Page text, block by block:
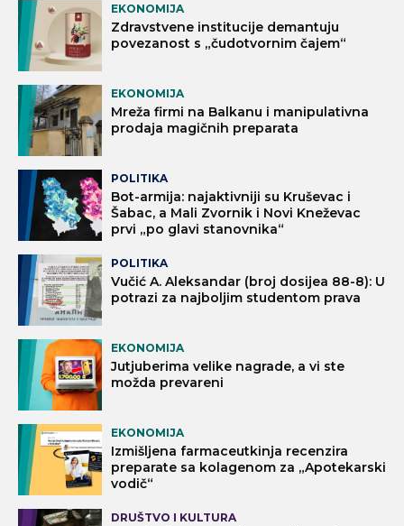
EKONOMIJA
Zdravstvene institucije demantuju
povezanost s „čudotvornim čajem“
EKONOMIJA
Mreža firmi na Balkanu i manipulativna
prodaja magičnih preparata
POLITIKA
Bot-armija: najaktivniji su Kruševac i
Šabac, a Mali Zvornik i Novi Kneževac
prvi „po glavi stanovnika“
POLITIKA
Vučić A. Aleksandar (broj dosijea 88-8): U
potrazi za najboljim studentom prava
EKONOMIJA
Jutjuberima velike nagrade, a vi ste
možda prevareni
EKONOMIJA
Izmišljena farmaceutkinja recenzira
preparate sa kolagenom za „Apotekarski
vodič“
DRUŠTVO I KULTURA